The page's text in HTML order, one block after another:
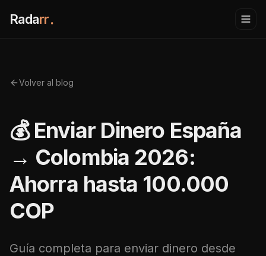
Radarr.
Volver al blog
💰 Enviar Dinero España
→ Colombia 2026:
Ahorra hasta 100.000
COP
Guía completa para enviar dinero desde